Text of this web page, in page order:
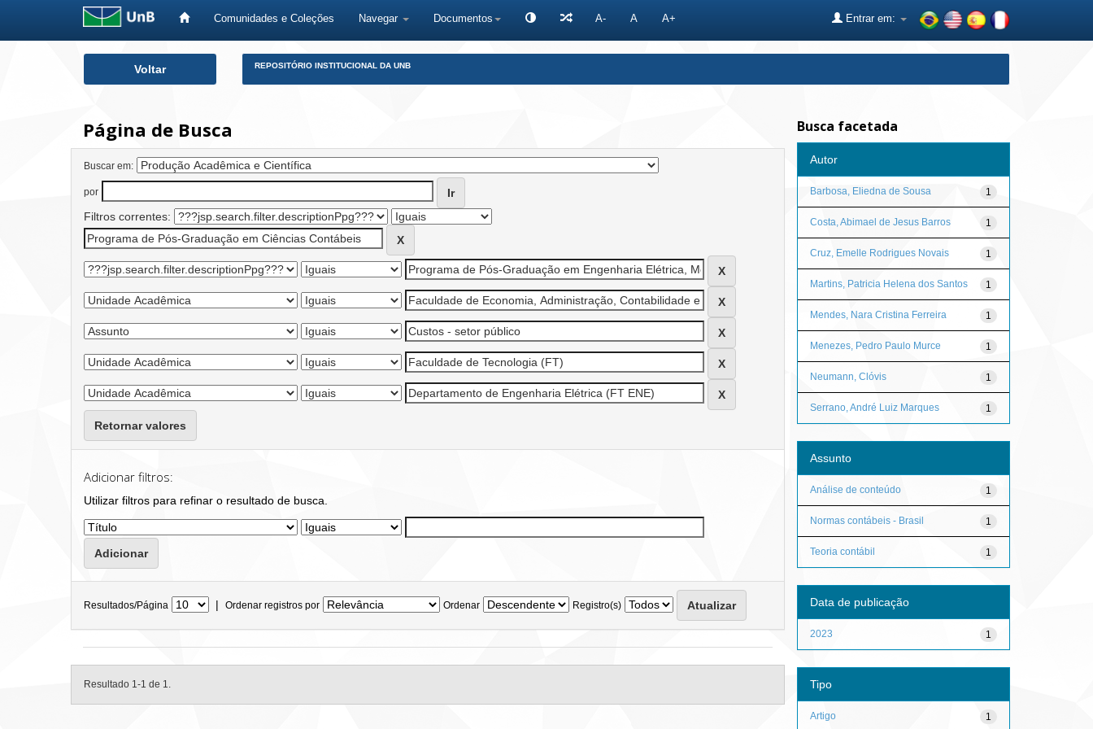
Comunidades e Coleções Navegar Documentos A- A A+ Entrar em:
Voltar REPOSITÓRIO INSTITUCIONAL DA UNB
Página de Busca
Buscar em:
por
Filtros correntes:
Retornar valores
Adicionar filtros:
Utilizar filtros para refinar o resultado de busca.
Resultados/Página | Ordenar registros por Ordenar Registro(s)
Resultado 1-1 de 1.
Busca facetada
Autor
1
Barbosa, Eliedna de Sousa
1
Costa, Abimael de Jesus Barros
1
Cruz, Emelle Rodrigues Novais
1
Martins, Patricia Helena dos Santos
1
Mendes, Nara Cristina Ferreira
1
Menezes, Pedro Paulo Murce
1
Neumann, Clóvis
1
Serrano, André Luiz Marques
Assunto
1
Análise de conteúdo
1
Normas contábeis - Brasil
1
Teoria contábil
Data de publicação
1
2023
Tipo
1
Artigo